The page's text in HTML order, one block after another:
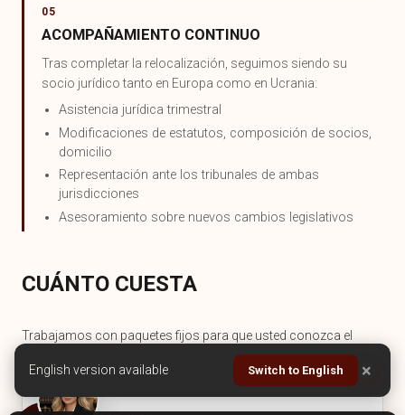
05
ACOMPAÑAMIENTO CONTINUO
Tras completar la relocalización, seguimos siendo su
socio jurídico tanto en Europa como en Ucrania:
Asistencia jurídica trimestral
Modificaciones de estatutos, composición de socios,
domicilio
Representación ante los tribunales de ambas
jurisdicciones
Asesoramiento sobre nuevos cambios legislativos
CUÁNTO CUESTA
Trabajamos con paquetes fijos para que usted conozca el
English version available Switch to English ×